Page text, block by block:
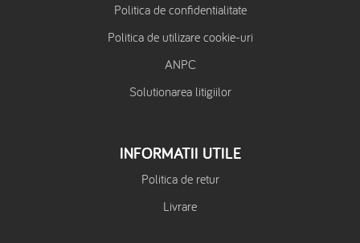
Politica de confidentialitate
Politica de utilizare cookie-uri
ANPC
Solutionarea litigiilor
INFORMATII UTILE
Politica de retur
Livrare